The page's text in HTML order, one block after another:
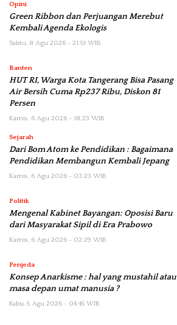
Opini
Green Ribbon dan Perjuangan Merebut
Kembali Agenda Ekologis
Sabtu, 8 Agu 2026 - 21:51 WIB
Banten
HUT RI, Warga Kota Tangerang Bisa Pasang
Air Bersih Cuma Rp237 Ribu, Diskon 81
Persen
Kamis, 6 Agu 2026 - 18:23 WIB
Sejarah
Dari Bom Atom ke Pendidikan : Bagaimana
Pendidikan Membangun Kembali Jepang
Kamis, 6 Agu 2026 - 03:23 WIB
Politik
Mengenal Kabinet Bayangan: Oposisi Baru
dari Masyarakat Sipil di Era Prabowo
Kamis, 6 Agu 2026 - 02:29 WIB
Penjeda
Konsep Anarkisme : hal yang mustahil atau
masa depan umat manusia ?
Rabu, 5 Agu 2026 - 04:45 WIB